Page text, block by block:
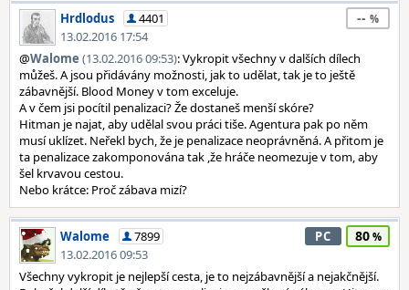
Hrdlodus
4401
13.02.2016 17:54
--
@Walome (13.02.2016 09:53): Vykropit všechny v dalších dílech
můžeš. A jsou přidávány možnosti, jak to udělat, tak je to ještě
zábavnější. Blood Money v tom exceluje.
A v čem jsi pocítil penalizaci? Že dostaneš menší skóre?
Hitman je najat, aby udělal svou práci tiše. Agentura pak po něm
musí uklízet. Neřekl bych, že je penalizace neoprávněná. A přitom je
ta penalizace zakomponována tak ,že hráče neomezuje v tom, aby
šel krvavou cestou.
Nebo krátce: Proč zábava mizí?
Walome
7899
13.02.2016 09:53
PC 80
Všechny vykropit je nejlepší cesta, je to nejzábavnější a nejakčnější.